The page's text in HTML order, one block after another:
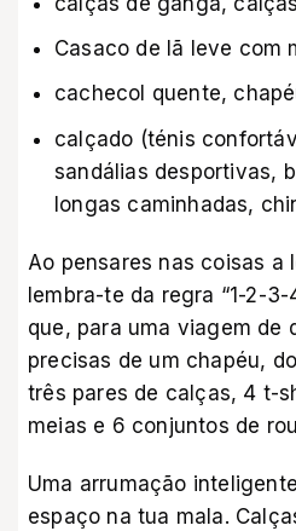
Casaco de lã leve com
cachecol quente,
calçado (ténis
sandálias desportivas,
longas caminhadas,
Ao pensares nas coisas a
lembra-te da regra “1-2-
que, para uma viagem de
precisas de um chapéu,
três pares de calças, 4 t-
meias e 6 conjuntos de
Uma arrumação
espaço na tua mala.